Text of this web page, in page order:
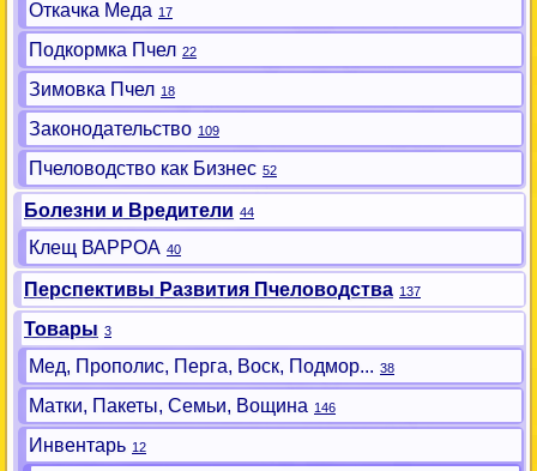
Откачка Меда 17
Подкормка Пчел 22
Зимовка Пчел 18
Законодательство 109
Пчеловодство как Бизнес 52
Болезни и Вредители 44
Клещ ВАРРОА 40
Перспективы Развития Пчеловодства 137
Товары 3
Мед, Прополис, Перга, Воск, Подмор... 38
Матки, Пакеты, Семьи, Вощина 146
Инвентарь 12